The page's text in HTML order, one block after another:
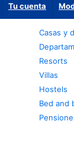
Tu cuenta
Casas y
Resorts
Villas
Hostels
Bed and